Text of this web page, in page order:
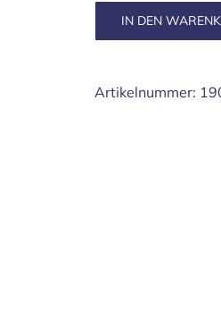
Menge
IN DEN
Artikelnummer: